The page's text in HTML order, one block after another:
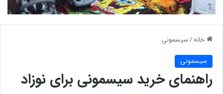
خانه/سیسمونی
سیسمونی
راهنمای خرید سیسمونی برای نوزاد